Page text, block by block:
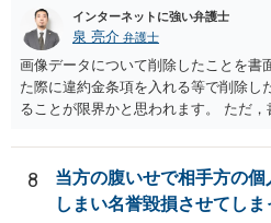
インターネットに強い弁護士
泉 亮介 弁護士
画像データについて削除したことを書
た際に違約金条項を入れる等で削除し
ることが限界かと思われます。 ただ
除等を求めることは避けたほうが良い
8
当方の腹いせで相手方の
しまい名誉毀損させてし